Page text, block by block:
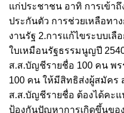
แก่ประชาชน อาทิ การเข้า
ประกันตัว การช่วยเหลือทา
งานรัฐ 2.การแก้ไขระบบเลื
ใบเหมือนรัฐธรรมนูญปี
ส.ส.บัญชีรายชื่อ 100 คน พร
100 คน ให้มีสิทธิส่งผู้สมัคร
ส.ส.บัญชีรายชื่อ ต้องได้คะ
ป้องกันปัญหาการเกิดขึ้นขอ